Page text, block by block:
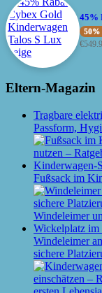
45%
50%
€
Eltern-Magazin
Tragbare
Passform,
Fußsack im
Windeleimer
sichere